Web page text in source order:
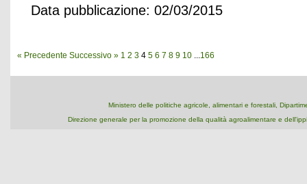
Data pubblicazione: 02/03/2015
« Precedente Successivo » 1 2 3 4 5 6 7 8 9 10 ...166
Ministero delle politiche agricole, alimentari e forestali,
Direzione generale per la promozione della qualità agroalimentare e